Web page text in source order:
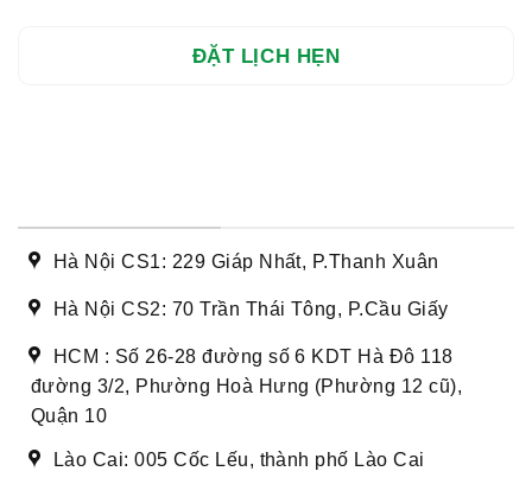
Hà Nội CS1: 229 Giáp Nhất, P.Thanh Xuân
Hà Nội CS2: 70 Trần Thái Tông, P.Cầu Giấy
HCM : Số 26-28 đường số 6 KDT Hà Đô 118
đường 3/2, Phường Hoà Hưng (Phường 12 cũ),
Quận 10
Lào Cai: 005 Cốc Lếu, thành phố Lào Cai